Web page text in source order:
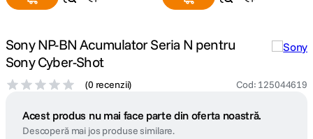
Sony NP-BN Acumulator Seria N pentru
Sony Cyber-Shot
(0 recenzii) Cod: 125044619
Acest produs nu mai face parte din oferta noastră.
Descoperă mai jos produse similare.